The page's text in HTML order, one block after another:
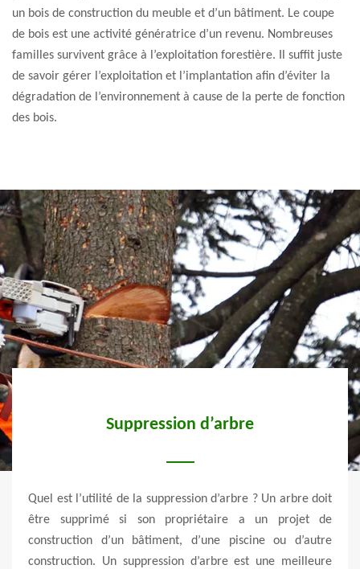
un bois de construction du meuble et d’un bâtiment. Le coupe
de bois est une activité génératrice d’un revenu. Nombreuses
familles survivent grâce à l’exploitation forestière. Il suffit juste
de savoir gérer l’exploitation et l’implantation afin d’éviter la
dégradation de l’environnement à cause de la perte de fonction
des bois.
Suppression d’arbre
Quel est l’utilité de la suppression d’arbre ? Un arbre doit
être supprimé si son propriétaire a un projet de
construction d’un bâtiment, d’une piscine ou d’autre
construction. Un suppression d’arbre est une meilleure